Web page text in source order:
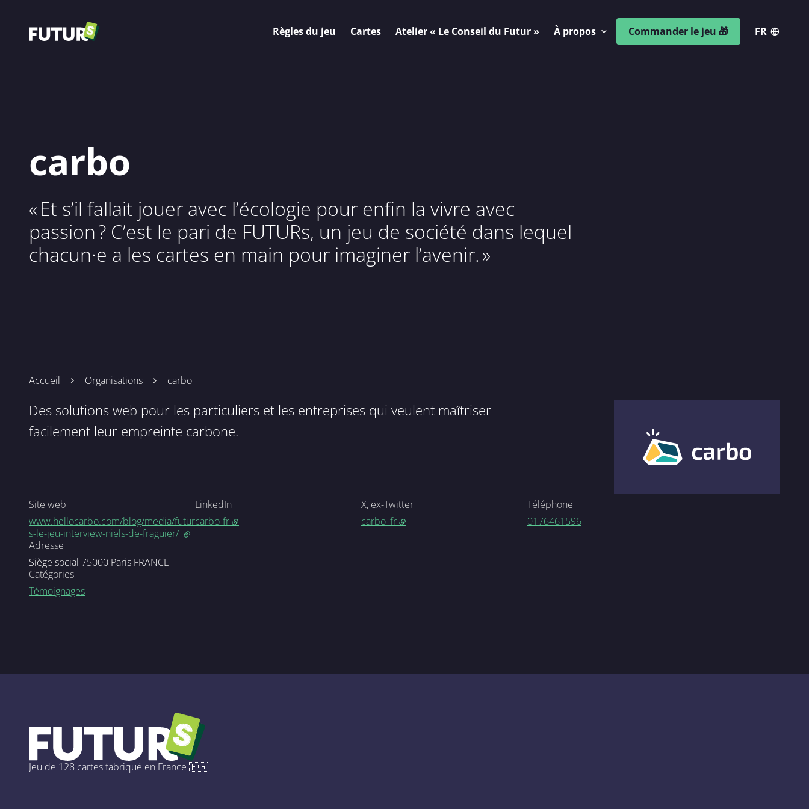
Règles du jeu Cartes Atelier « Le Conseil du Futur » À propos Commander le jeu 🎁 FR
carbo
« Et s’il fallait jouer avec l’écologie pour enfin la vivre avec
passion ? C’est le pari de FUTURs, un jeu de société dans lequel
chacun·e a les cartes en main pour imaginer l’avenir. »
Accueil Organisations carbo
Des solutions web pour les particuliers et les entreprises qui veulent maîtriser
facilement leur empreinte carbone.
Catégories
Témoignages
Site web
www.hellocarbo.com/blog/media/futur
s-le-jeu-interview-niels-de-fraguier/ - lien externe
LinkedIn
carbo-fr
X, ex-Twitter
carbo_fr
Téléphone
0176461596
Adresse
Siège social 75000 Paris FRANCE
Jeu de 128 cartes fabriqué en France 🇫🇷